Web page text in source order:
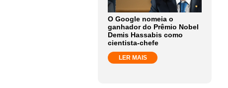
O Google nomeia o
ganhador do Prêmio Nobel
Demis Hassabis como
cientista-chefe
LER MAIS